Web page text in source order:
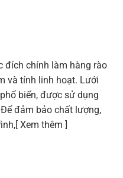
đích chính làm hàng rào
và tính linh hoạt. Lưới
biến, được sử dụng
đảm bảo chất lượng,
Xem thêm ]